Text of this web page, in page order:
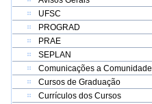
UFSC
PROGRAD
PRAE
SEPLAN
Comunicações a Comunidade
Cursos de Graduação
Currículos dos Cursos